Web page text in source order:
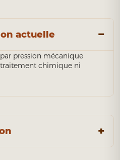
actuelle
pression mécanique
chimique ni